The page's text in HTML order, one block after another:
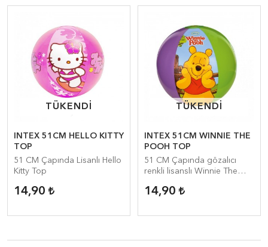
TÜKENDİ
TÜKENDİ
INTEX 51CM HELLO KITTY
TOP
51 CM Çapında Lisanlı Hello
Kitty Top
14,90
TÜKENDİ
TÜKENDİ
INTEX 51CM WINNIE THE
POOH TOP
51 CM Çapında gözalıcı
renkli lisanslı Winnie The
14,90